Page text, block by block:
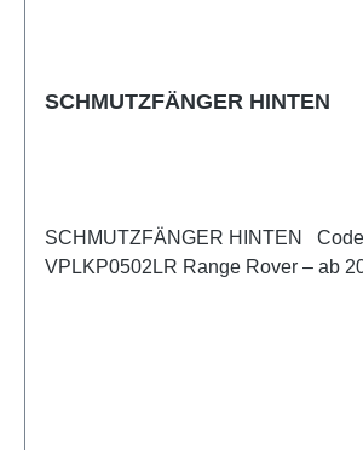
SCHMUTZFÄNGER HINTEN
SCHMUTZFÄNGER HINTEN Code:
VPLKP0502LR Range Rover – ab